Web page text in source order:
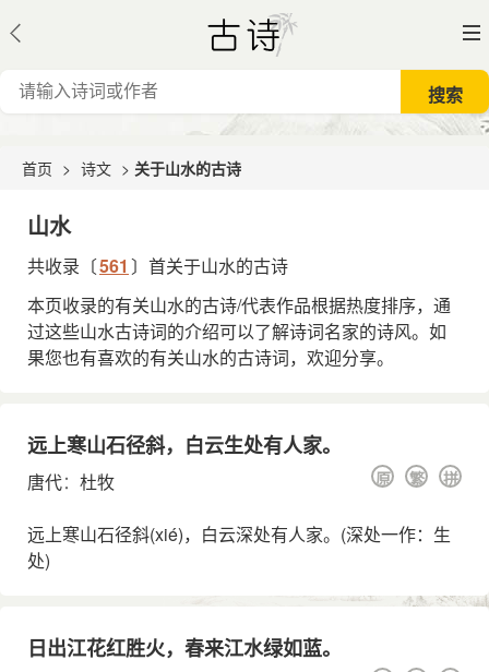
首页 > 诗文 > 关于山水的古诗
山水
共收录〔561 〕首关于山水的古诗
本页收录的有关山水的古诗/代表作品根据热度排序，通
过这些山水古诗词的介绍可以了解诗词名家的诗风。如
果您也有喜欢的有关山水的古诗词，欢迎分享。
远上寒山石径斜，白云生处有人家。
唐代： 杜牧 拼
繁
原
远上寒山石径斜(xié)，白云深处有人家。(深处一作：生
处)
日出江花红胜火，春来江水绿如蓝。